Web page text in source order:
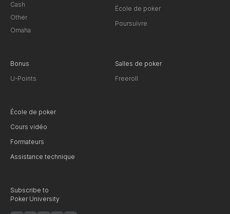
Cash
Other
Omaha
École de poker
Poursuivre
Bonus
U-Points
Salles de poker
Freeroll
École de poker
Cours vidéo
Formateurs
Assistance technique
Subscribe to
Poker University